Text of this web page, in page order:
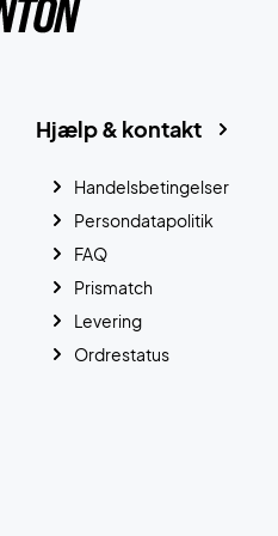
Hjælp & kontakt
Handelsbetingelser
Persondatapolitik
FAQ
Prismatch
Levering
Ordrestatus